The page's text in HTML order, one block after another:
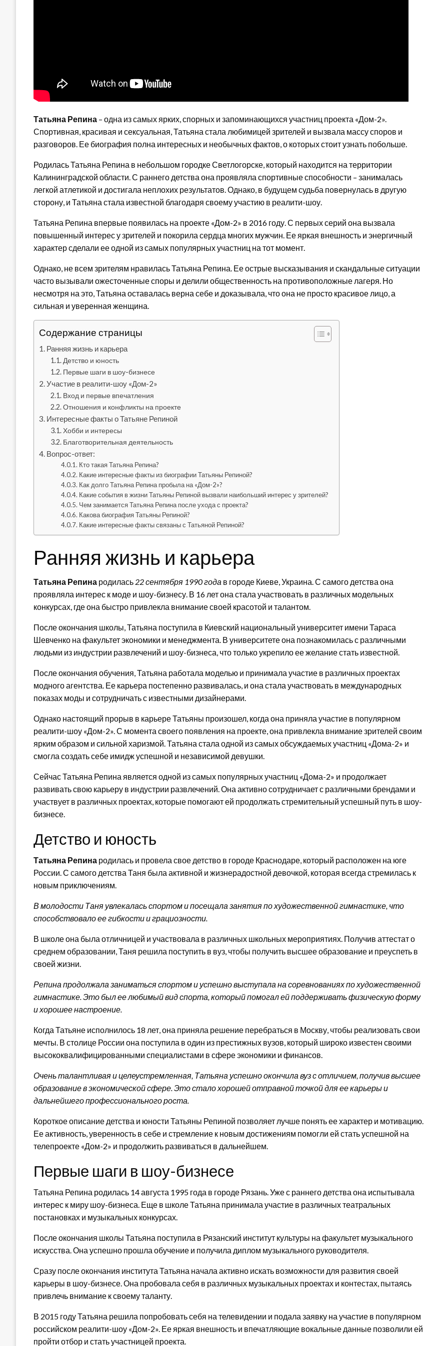
Татьяна Репина – одна из самых ярких, спорных и запоминающихся участниц проекта «Дом-2».
Спортивная, красивая и сексуальная, Татьяна стала любимицей зрителей и вызвала массу споров и
разговоров. Ее биография полна интересных и необычных фактов, о которых стоит узнать побольше.
Родилась Татьяна Репина в небольшом городке Светлогорске, который находится на территории
Калининградской области. С раннего детства она проявляла спортивные способности – занималась
легкой атлетикой и достигала неплохих результатов. Однако, в будущем судьба повернулась в другую
сторону, и Татьяна стала известной благодаря своему участию в реалити-шоу.
Татьяна Репина впервые появилась на проекте «Дом-2» в 2016 году. С первых серий она вызвала
повышенный интерес у зрителей и покорила сердца многих мужчин. Ее яркая внешность и энергичный
характер сделали ее одной из самых популярных участниц на тот момент.
Однако, не всем зрителям нравилась Татьяна Репина. Ее острые высказывания и скандальные ситуации
часто вызывали ожесточенные споры и делили общественность на противоположные лагеря. Но
несмотря на это, Татьяна оставалась верна себе и доказывала, что она не просто красивое лицо, а
сильная и уверенная женщина.
Содержание страницы
Ранняя жизнь и карьера
Детство и юность
Первые шаги в шоу-бизнесе
Участие в реалити-шоу «Дом-2»
Вход и первые впечатления
Отношения и конфликты на проекте
Интересные факты о Татьяне Репиной
Хобби и интересы
Благотворительная деятельность
Вопрос-ответ:
Кто такая Татьяна Репина?
Какие интересные факты из биографии Татьяны Репиной?
Как долго Татьяна Репина пробыла на «Дом-2»?
Какие события в жизни Татьяны Репиной вызвали наибольший интерес у зрителей?
Чем занимается Татьяна Репина после ухода с проекта?
Какова биография Татьяны Репиной?
Какие интересные факты связаны с Татьяной Репиной?
Ранняя жизнь и карьера
Татьяна Репина родилась 22 сентября 1990 года в городе Киеве, Украина. С самого детства она
проявляла интерес к моде и шоу-бизнесу. В 16 лет она стала участвовать в различных модельных
конкурсах, где она быстро привлекла внимание своей красотой и талантом.
После окончания школы, Татьяна поступила в Киевский национальный университет имени Тараса
Шевченко на факультет экономики и менеджмента. В университете она познакомилась с различными
людьми из индустрии развлечений и шоу-бизнеса, что только укрепило ее желание стать известной.
После окончания обучения, Татьяна работала моделью и принимала участие в различных проектах
модного агентства. Ее карьера постепенно развивалась, и она стала участвовать в международных
показах моды и сотрудничать с известными дизайнерами.
Однако настоящий прорыв в карьере Татьяны произошел, когда она приняла участие в популярном
реалити-шоу «Дом-2». С момента своего появления на проекте, она привлекла внимание зрителей своим
ярким образом и сильной харизмой. Татьяна стала одной из самых обсуждаемых участниц «Дома-2» и
смогла создать себе имидж успешной и независимой девушки.
Сейчас Татьяна Репина является одной из самых популярных участниц «Дома-2» и продолжает
развивать свою карьеру в индустрии развлечений. Она активно сотрудничает с различными брендами и
участвует в различных проектах, которые помогают ей продолжать стремительный успешный путь в шоу-
бизнесе.
Детство и юность
Татьяна Репина родилась и провела свое детство в городе Краснодаре, который расположен на юге
России. С самого детства Таня была активной и жизнерадостной девочкой, которая всегда стремилась к
новым приключениям.
В молодости Таня увлекалась спортом и посещала занятия по художественной гимнастике, что
способствовало ее гибкости и грациозности.
В школе она была отличницей и участвовала в различных школьных мероприятиях. Получив аттестат о
среднем образовании, Таня решила поступить в вуз, чтобы получить высшее образование и преуспеть в
своей жизни.
Репина продолжала заниматься спортом и успешно выступала на соревнованиях по художественной
гимнастике. Это был ее любимый вид спорта, который помогал ей поддерживать физическую форму
и хорошее настроение.
Когда Татьяне исполнилось 18 лет, она приняла решение перебраться в Москву, чтобы реализовать свои
мечты. В столице России она поступила в один из престижных вузов, который широко известен своими
высококвалифицированными специалистами в сфере экономики и финансов.
Очень талантливая и целеустремленная, Татьяна успешно окончила вуз с отличием, получив высшее
образование в экономической сфере. Это стало хорошей отправной точкой для ее карьеры и
дальнейшего профессионального роста.
Короткое описание детства и юности Татьяны Репиной позволяет лучше понять ее характер и мотивацию.
Ее активность, уверенность в себе и стремление к новым достижениям помогли ей стать успешной на
телепроекте «Дом-2» и продолжить развиваться в дальнейшем.
Первые шаги в шоу-бизнесе
Татьяна Репина родилась 14 августа 1995 года в городе Рязань. Уже с раннего детства она испытывала
интерес к миру шоу-бизнеса. Еще в школе Татьяна принимала участие в различных театральных
постановках и музыкальных конкурсах.
После окончания школы Татьяна поступила в Рязанский институт культуры на факультет музыкального
искусства. Она успешно прошла обучение и получила диплом музыкального руководителя.
Сразу после окончания института Татьяна начала активно искать возможности для развития своей
карьеры в шоу-бизнесе. Она пробовала себя в различных музыкальных проектах и контестах, пытаясь
привлечь внимание к своему таланту.
В 2015 году Татьяна решила попробовать себя на телевидении и подала заявку на участие в популярном
российском реалити-шоу «Дом-2». Ее яркая внешность и впечатляющие вокальные данные позволили ей
пройти отбор и стать участницей проекта.